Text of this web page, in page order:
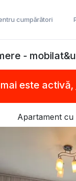
cumpărători
-
este activă,
Apartament cu